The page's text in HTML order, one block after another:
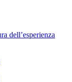
dell’esperienza